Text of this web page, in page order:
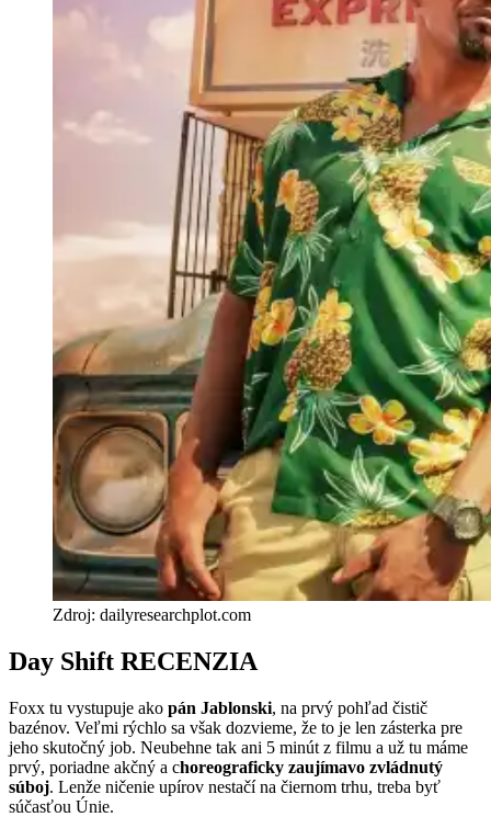
Zdroj: dailyresearchplot.com
Day Shift RECENZIA
Foxx tu vystupuje ako pán Jablonski, na prvý pohľad čistič
bazénov. Veľmi rýchlo sa však dozvieme, že to je len zásterka pre
jeho skutočný job. Neubehne tak ani 5 minút z filmu a už tu máme
prvý, poriadne akčný a choreograficky zaujímavo zvládnutý
súboj. Lenže ničenie upírov nestačí na čiernom trhu, treba byť
súčasťou Únie.